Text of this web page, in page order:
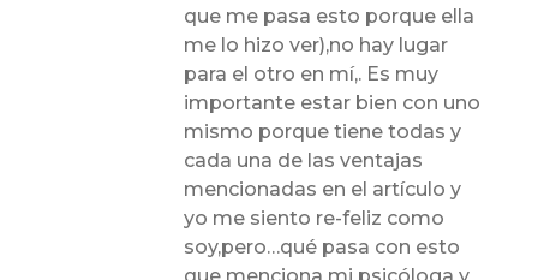
que me pasa esto porque ella
me lo hizo ver),no hay lugar
para el otro en mí,. Es muy
importante estar bien con uno
mismo porque tiene todas y
cada una de las ventajas
mencionadas en el artículo y
yo me siento re-feliz como
soy,pero…qué pasa con esto
que menciona mi psicóloga y